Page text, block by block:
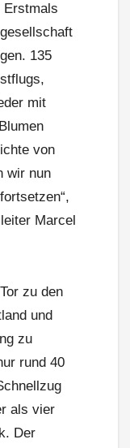
Erstmals
135
mit
von
wir nun
Marcel
zu den
und
zu
rund 40
als vier
Der